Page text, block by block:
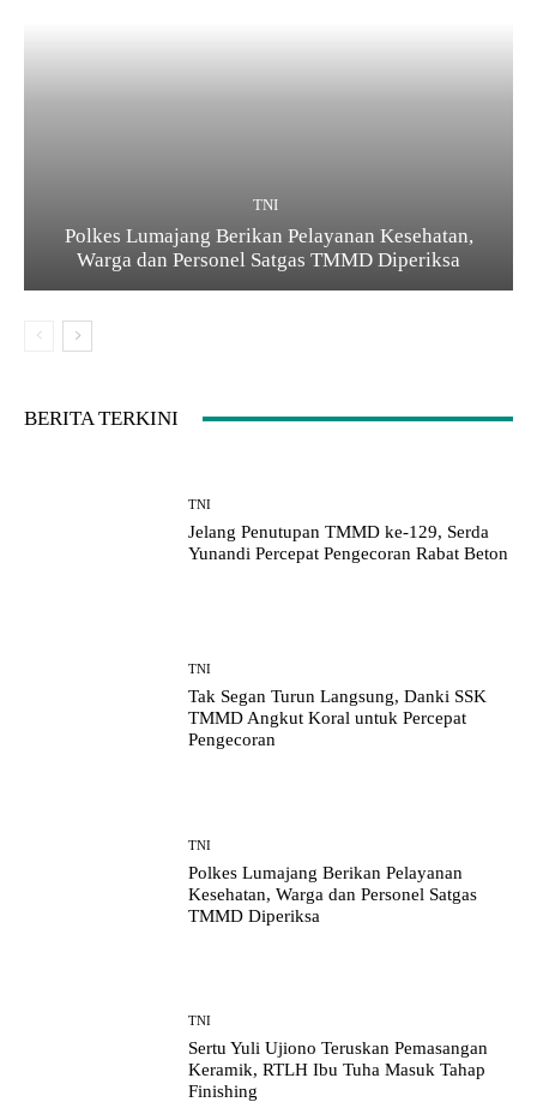
TNI
Polkes Lumajang Berikan Pelayanan Kesehatan,
Warga dan Personel Satgas TMMD Diperiksa
BERITA TERKINI
TNI
Jelang Penutupan TMMD ke-129, Serda
Yunandi Percepat Pengecoran Rabat Beton
TNI
Tak Segan Turun Langsung, Danki SSK
TMMD Angkut Koral untuk Percepat
Pengecoran
TNI
Polkes Lumajang Berikan Pelayanan
Kesehatan, Warga dan Personel Satgas
TMMD Diperiksa
TNI
Sertu Yuli Ujiono Teruskan Pemasangan
Keramik, RTLH Ibu Tuha Masuk Tahap
Finishing